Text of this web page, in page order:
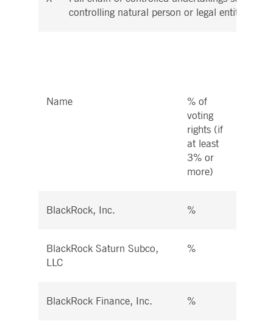
controlling natural person or legal entity:
Name
% of
voting
rights (if
at least
3% or
more)
BlackRock, Inc. %
BlackRock Saturn Subco,
LLC
%
BlackRock Finance, Inc. %